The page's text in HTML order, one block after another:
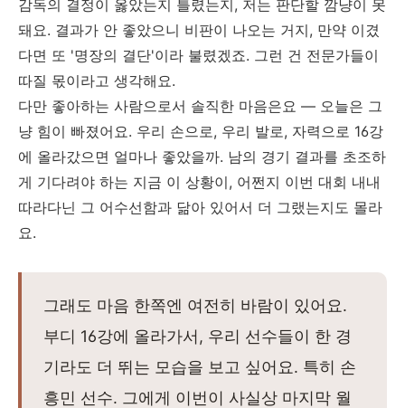
감독의 결정이 옳았는지 틀렸는지, 저는 판단할 깜냥이 못
돼요. 결과가 안 좋았으니 비판이 나오는 거지, 만약 이겼
다면 또 '명장의 결단'이라 불렸겠죠. 그런 건 전문가들이
따질 몫이라고 생각해요.
다만 좋아하는 사람으로서 솔직한 마음은요 — 오늘은 그
냥 힘이 빠졌어요. 우리 손으로, 우리 발로, 자력으로 16강
에 올라갔으면 얼마나 좋았을까. 남의 경기 결과를 초조하
게 기다려야 하는 지금 이 상황이, 어쩐지 이번 대회 내내
따라다닌 그 어수선함과 닮아 있어서 더 그랬는지도 몰라
요.
그래도 마음 한쪽엔 여전히 바람이 있어요.
부디 16강에 올라가서, 우리 선수들이 한 경
기라도 더 뛰는 모습을 보고 싶어요. 특히 손
흥민 선수. 그에게 이번이 사실상 마지막 월